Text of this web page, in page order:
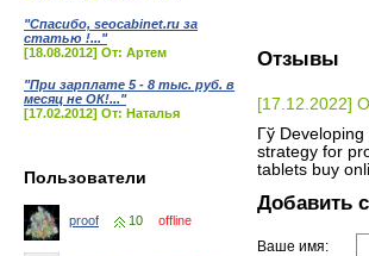
"Спасибо, seocabinet.ru за
статью !..."
[18.08.2012] От: Артем
"При зарплате 5 - 8 тыс. руб. в
месяц не ОК!..."
[17.02.2012] От: Наталья
Пользователи
proof 10 offline
Отзывы
[17.12.2022]
Гў
strategy for
tablets buy
Добавить
Ваше имя: